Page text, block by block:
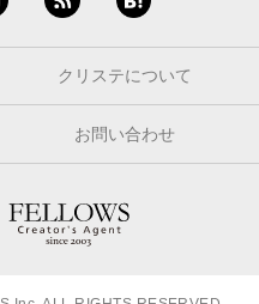
クリステについて
お問い合わせ